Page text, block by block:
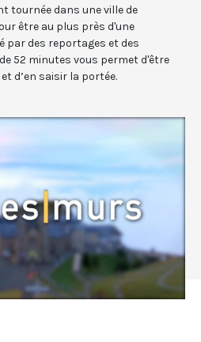
tournée dans une ville de
être au plus près d'une
par des reportages et des
52 minutes vous permet d'être
d’en saisir la portée.